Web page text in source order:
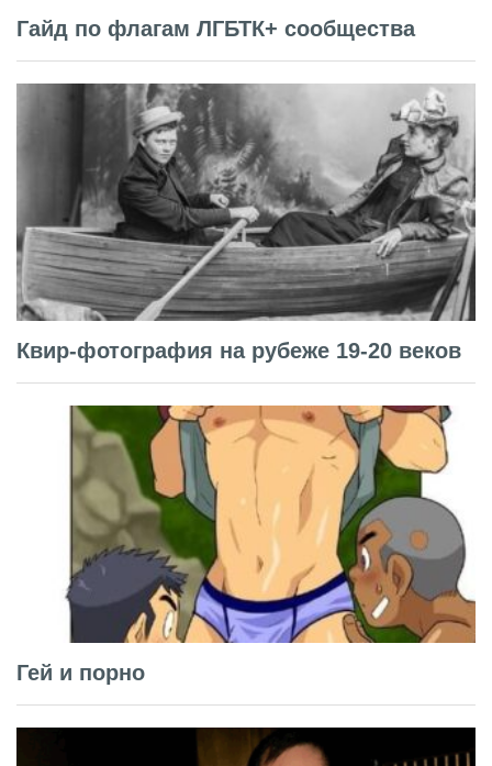
Гайд по флагам ЛГБТК+ сообщества
Квир-фотография на рубеже 19-20 веков
Гей и порно